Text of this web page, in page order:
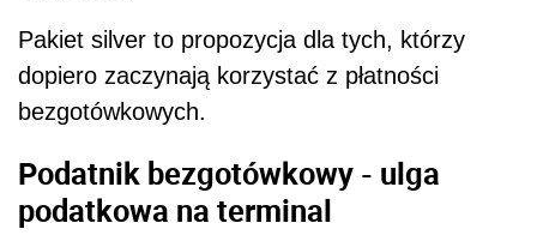
Pakiet silver to propozycja dla tych, którzy
dopiero zaczynają korzystać z płatności
bezgotówkowych.
Podatnik bezgotówkowy - ulga
podatkowa na terminal